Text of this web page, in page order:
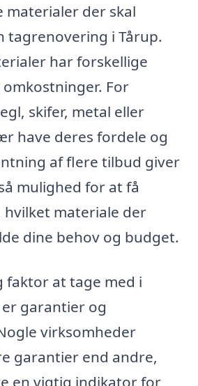
materialer der skal
tagrenovering i Tårup.
har forskellige
For
skifer, metal eller
have deres fordele og
af flere tilbud giver
mulighed for at få
materiale der
dine behov og budget.
faktor at tage med i
garantier og
virksomheder
garantier end andre,
en vigtig indikator for